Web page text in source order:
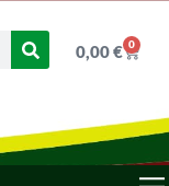
0,00€ 0